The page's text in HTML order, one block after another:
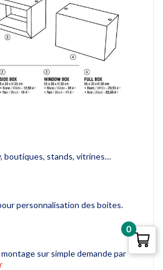
boutiques, stands, vitrines…
personnalisation des boites.
sur simple demande par
0